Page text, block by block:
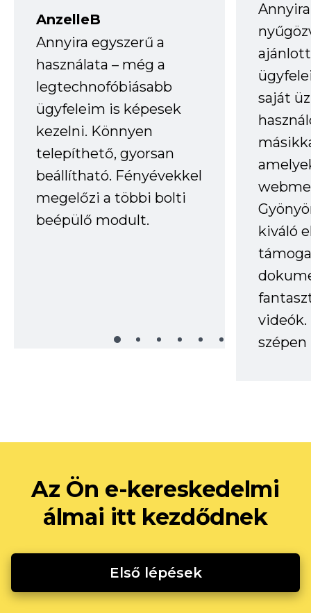
AnzelleB
Annyira egyszerű a
használata – még a
legtechnofóbiásabb
ügyfeleim is képesek
kezelni. Könnyen
telepíthető, gyorsan
beállítható. Fényévekkel
megelőzi a többi bolti
beépülő modult.
saját
kiváló
videók.
Az Ön e-kereskedelmi
álmai itt kezdődnek
Első lépések